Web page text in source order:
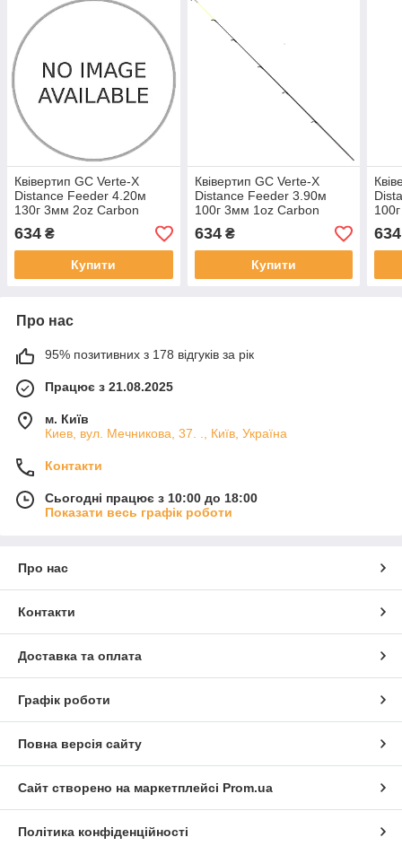
Квівертип GC Verte-X
Distance Feeder 4.20м
130г 3мм 2oz Carbon
634 ₴
Купити
Квівертип GC Verte-X
Distance Feeder 3.90м
100г 3мм 1oz Carbon
634₴
Купити
634
Про нас
95% позитивних з 178 відгуків за рік
Працює з 21.08.2025
м. Київ
Киев, вул. Мечникова, 37. ., Київ, Україна
Контакти
Сьогодні працює з 10:00 до 18:00
Показати весь графік роботи
Про нас
Контакти
Доставка та оплата
Графік роботи
Повна версія сайту
Сайт створено на маркетплейсі Prom.ua
Політика конфіденційності